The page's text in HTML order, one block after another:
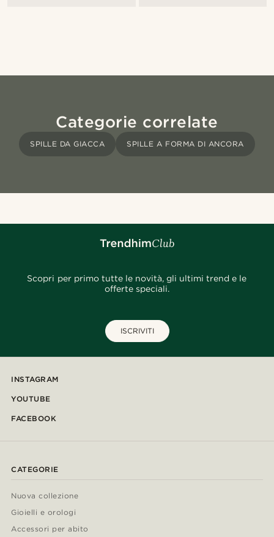
Categorie correlate
SPILLE DA GIACCA SPILLE A FORMA DI ANCORA
Scopri per primo tutte le novità, gli ultimi trend e le
offerte speciali.
ISCRIVITI
INSTAGRAM
YOUTUBE
FACEBOOK
CATEGORIE
Nuova collezione
Gioielli e orologi
Accessori per abito